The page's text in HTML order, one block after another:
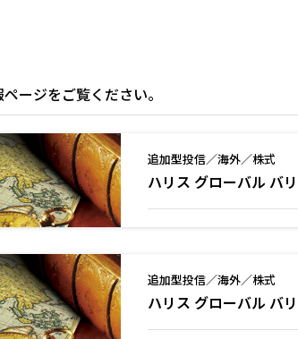
ージをご覧ください。
追加型投信／海外／株式
ハリス グローバル バ
追加型投信／海外／株式
ハリス グローバル バ